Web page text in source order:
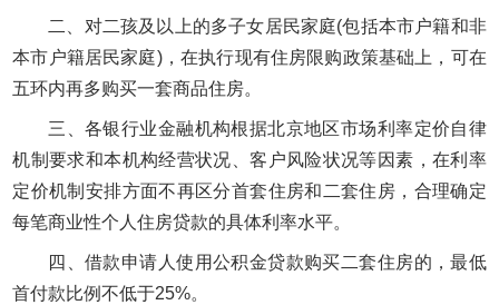
二、对二孩及以上的多子女居民家庭(包括本市户籍和非
本市户籍居民家庭)，在执行现有住房限购政策基础上，可在
五环内再多购买一套商品住房。
三、各银行业金融机构根据北京地区市场利率定价自律
机制要求和本机构经营状况、客户风险状况等因素，在利率
定价机制安排方面不再区分首套住房和二套住房，合理确定
每笔商业性个人住房贷款的具体利率水平。
四、借款申请人使用公积金贷款购买二套住房的，最低
首付款比例不低于25%。